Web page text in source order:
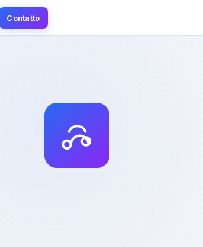
Contatto